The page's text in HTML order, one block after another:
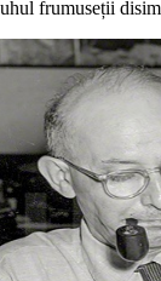
frumuseții